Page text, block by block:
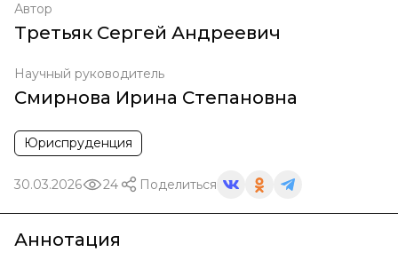
Автор
Третьяк Сергей Андреевич
Научный руководитель
Смирнова Ирина Степановна
Юриспруденция
30.03.2026 24 Поделиться
Аннотация